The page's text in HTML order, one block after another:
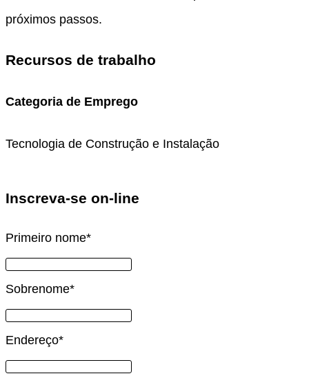
próximos passos.
Recursos de trabalho
Categoria de Emprego
Tecnologia de Construção e Instalação
Inscreva-se on-line
Primeiro nome*
Sobrenome*
Endereço*